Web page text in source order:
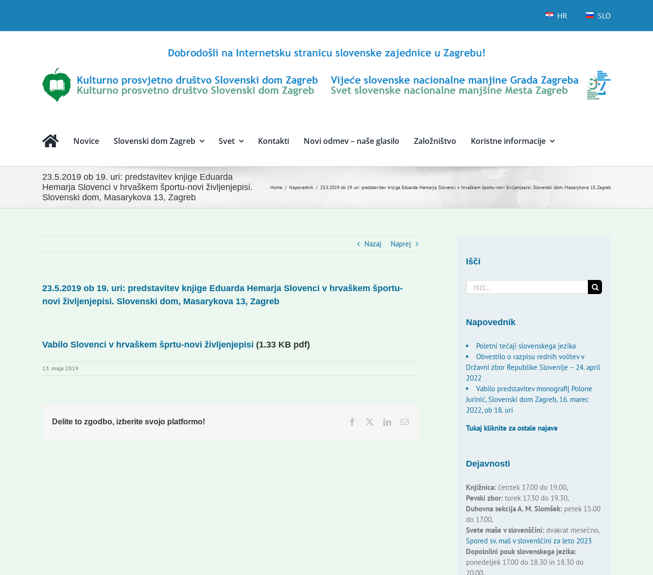
HR SLO
Novice Slovenski dom Zagreb Svet Kontakti Novi odmev – naše glasilo Založništvo Koristne informacije
23.5.2019 ob 19. uri: predstavitev knjige Eduarda
Hemarja Slovenci v hrvaškem športu-novi življenjepisi.
Slovenski dom, Masarykova 13, Zagreb
Home Napovednik 23.5.2019 ob 19. uri: predstavitev knjige Eduarda Hemarja Slovenci v hrvaškem športu-novi življenjepisi. Slovenski dom, Masarykova 13, Zagreb
Nazaj Naprej
23.5.2019 ob 19. uri: predstavitev knjige Eduarda Hemarja Slovenci v hrvaškem športu-
novi življenjepisi. Slovenski dom, Masarykova 13, Zagreb
Vabilo Slovenci v hrvaškem šprtu-novi življenjepisi (1.33 KB pdf)
13. maja 2019
Delite to zgodbo, izberite svojo platformo! Facebook
TwitterLinkedInEmail
Išči
Search
for:
Napovednik
Poletni tečaji slovenskega jezika
Obvestilo o razpisu rednih volitev v
Državni zbor Republike Slovenije – 24. april
2022
Vabilo predstavitev monografij Polone
Jurinić, Slovenski dom Zagreb, 16. marec
2022, ob 18. uri
Tukaj kliknite za ostale najave
Dejavnosti
Knjižnica:četrtek 17.00 do 19.00,
Pevski zbor:torek 17.30 do 19.30,
Duhovna sekcija A. M. Slomšek:petek 15.00
do 17.00,
Svete maše v slovenščini:dvakrat mesečno,
Spored sv. maš v slovenščini za leto 2023
Dopolnilni pouk slovenskega jezika:
ponedeljek 17.00 do 18.30 in 18.30 do
20.00,